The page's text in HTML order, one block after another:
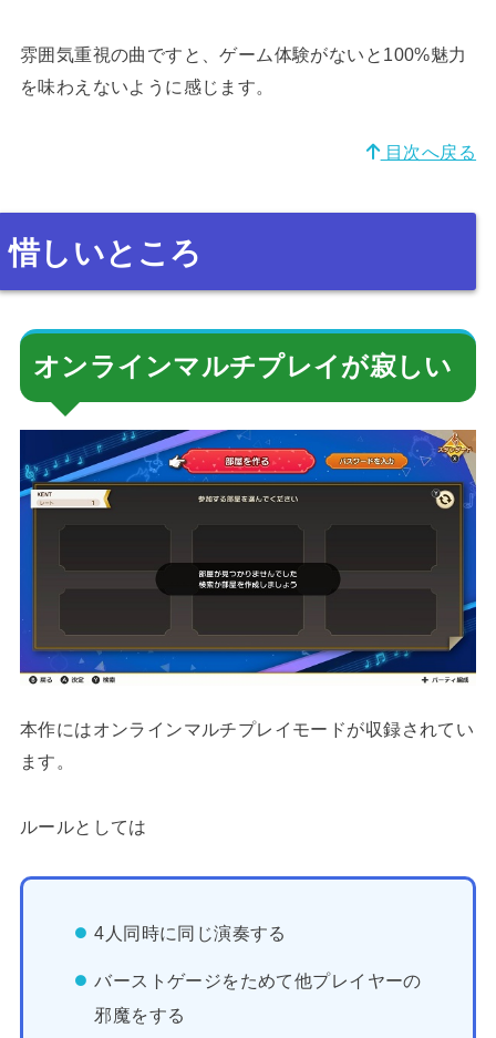
雰囲気重視の曲ですと、ゲーム体験がないと100%魅力
を味わえないように感じます。
目次へ戻る
惜しいところ
オンラインマルチプレイが寂しい
本作にはオンラインマルチプレイモードが収録されてい
ます。
ルールとしては
4人同時に同じ演奏する
バーストゲージをためて他プレイヤーの
邪魔をする